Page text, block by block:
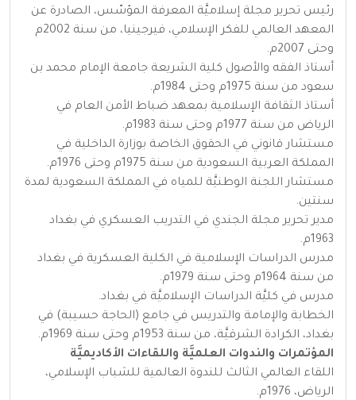
رئيس تحرير مجلة إسلاميَّة المعرفة المؤسّس، الصادرة عن
المعهد العالمي للفكر الإسلامي، فيرجينيا، من سنة 2002م
وحتى 2007م.
أستاذ الفقه والأصول كلية الشريعة جامعة الإمام محمد بن
سعود من سنة 1975م وحتى 1984م.
أستاذ الثقافة الإسلامية بمعهد ضباط الأمن العام في
الرياض من سنة 1977م وحتى سنة 1983م.
مستشار قانوني في الحقوق الخاصة بوزارة الداخلية في
المملكة العربية السعودية من سنة 1975م وحتى 1976م.
مستشار اللجنة الوطنيَّة للمياه في المملكة السعودية لمدة
سنتين.
مدير تحرير مجلة الجندي في التدريب العسكري في بغداد
1963م.
مدرس الدراسات الإسلامية في الكلية العسكرية في بغداد
من سنة 1964م وحتى سنة 1979م.
مدرس في كليَّة الدراسات الإسلاميَّة في بغداد.
الخطابة والإمامة والتدريس في جامع (الحاجة حسيبة) في
بغداد، الكرادة الشرقيَّة، من سنة 1953م وحتى سنة 1969م.
المؤتمرات والندوات العلميَّة واللقاءات الأكاديميَّة
اللقاء العالمي الثالث للندوة العالمية للشباب الإسلامي،
الرياض، 1976م.